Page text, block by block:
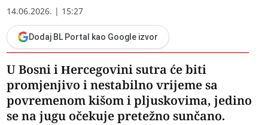
14.06.2026. | 15:27
Dodaj BL Portal kao Google izvor
U Bosni i Hercegovini sutra će biti
promjenjivo i nestabilno vrijeme sa
povremenom kišom i pljuskovima, jedino
se na jugu očekuje pretežno sunčano.